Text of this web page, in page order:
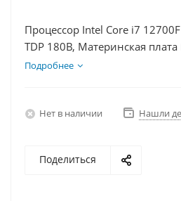
Процессор Intel Core i7
TDP 180В, Материнская плата
Видеокарта RTX 4070TiS
Подробнее
Нет в наличии Нашли
Поделиться